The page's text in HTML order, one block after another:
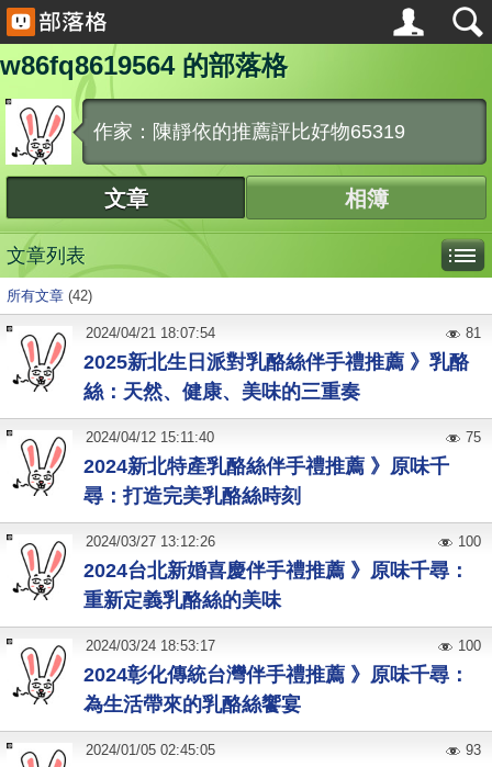
w86fq8619564 的部落格
作家：陳靜依的推薦評比好物65319
文章 相簿
文章列表
所有文章 (42)
2025新北生日派對乳酪絲伴手禮推薦 》乳酪
絲：天然、健康、美味的三重奏
2024/04/21 18:07:54 81
2024新北特產乳酪絲伴手禮推薦 》原味千
尋：打造完美乳酪絲時刻
2024/04/12 15:11:40 75
2024台北新婚喜慶伴手禮推薦 》原味千尋：
重新定義乳酪絲的美味
2024/03/27 13:12:26 100
2024彰化傳統台灣伴手禮推薦 》原味千尋：
為生活帶來的乳酪絲饗宴
2024/03/24 18:53:17 100
2024/01/05 02:45:05 93